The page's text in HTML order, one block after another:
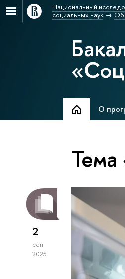
Национальный
социальных наук
О
2
сен
2025